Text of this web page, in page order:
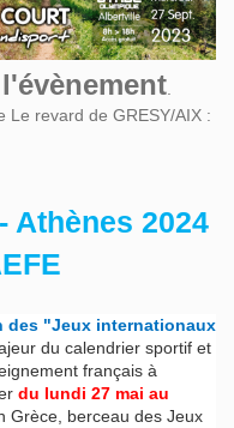
Le revard de GRESY/AIX :
Athènes 2024
des "Jeux internationaux
du calendrier sportif et
français à
du lundi 27 mai au
Grèce, berceau des Jeux